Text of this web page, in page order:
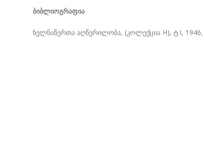
ბიბლიოგრაფია
ხელნაწერთა აღწერილობა, (კოლექცია H), ტ.I, 1946,